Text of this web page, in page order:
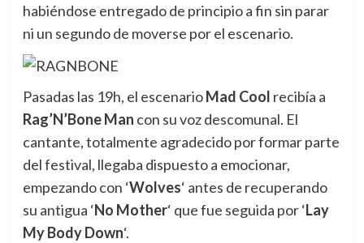
habiéndose entregado de principio a fin sin parar
ni un segundo de moverse por el escenario.
Pasadas las 19h, el escenarioMad Cool recibía a
Rag’N’Bone Man con su voz descomunal. El
cantante, totalmente agradecido por formar parte
del festival, llegaba dispuesto a emocionar,
empezando con ‘Wolves‘ antes de recuperando
su antigua ‘No Mother‘ que fue seguida por ‘Lay
My Body Down‘.